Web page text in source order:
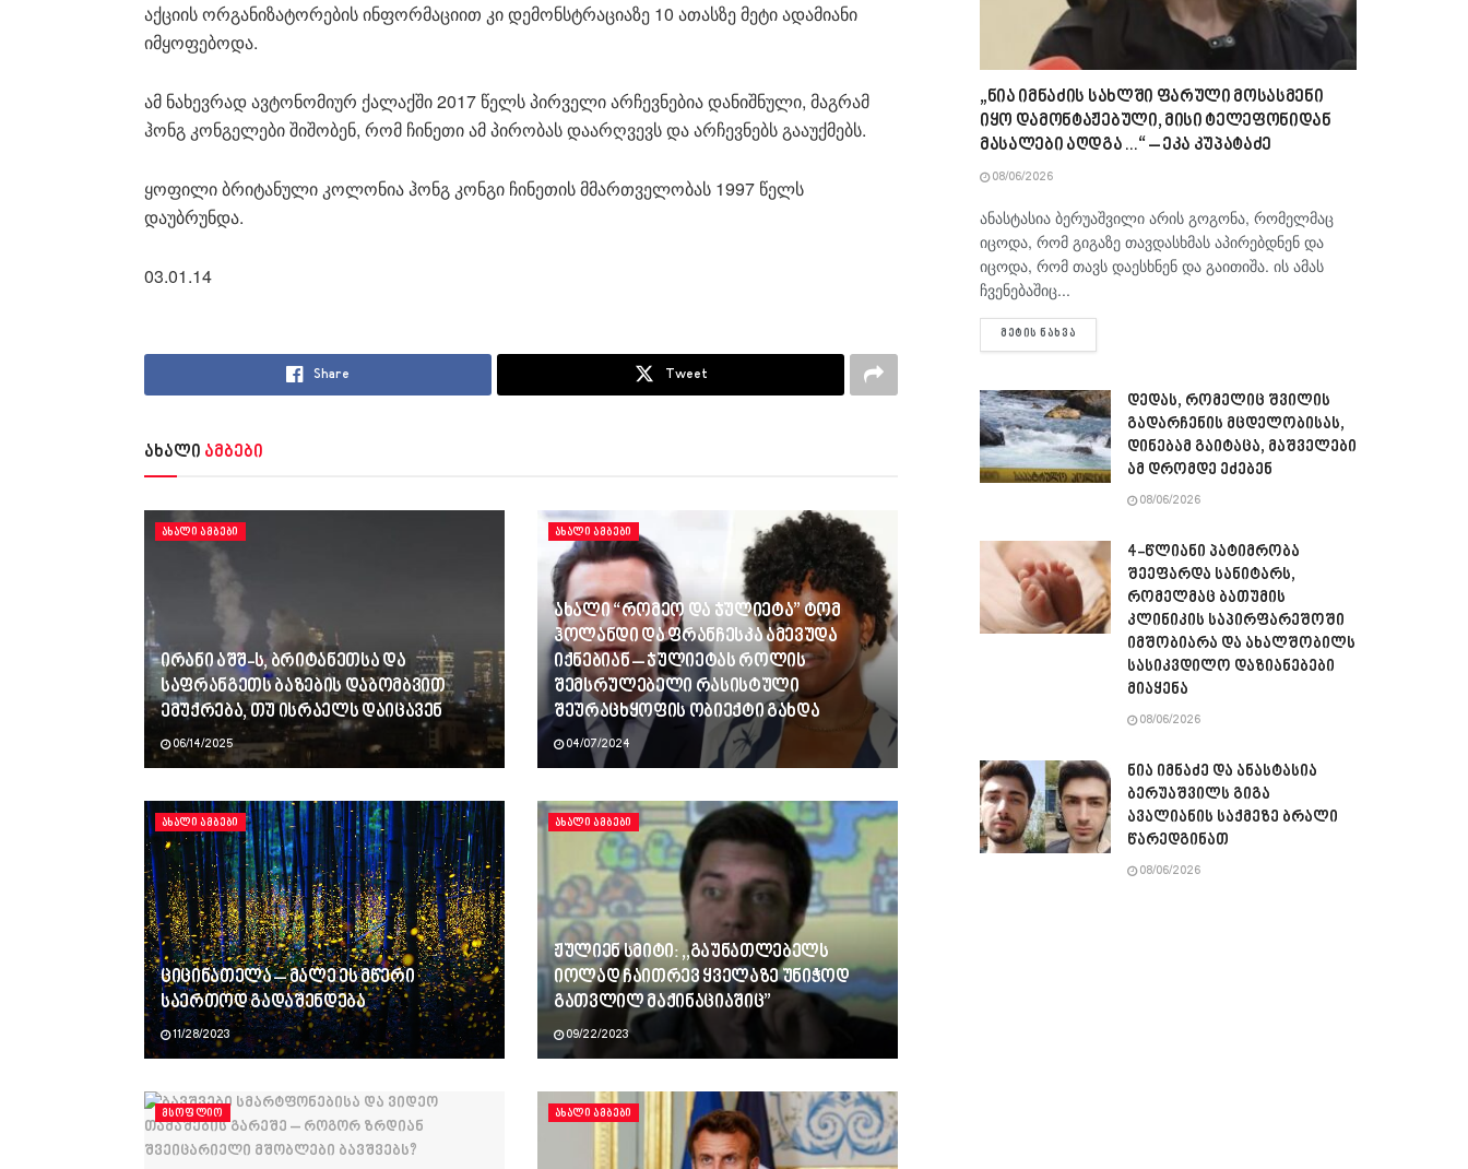
აქციის ორგანიზატორების ინფორმაციით კი დემონსტრაციაზე 10 ათასზე მეტი ადამიანი
იმყოფებოდა.
ამ ნახევრად ავტონომიურ ქალაქში 2017 წელს პირველი არჩევნებია დანიშნული, მაგრამ
ჰონგ კონგელები შიშობენ, რომ ჩინეთი ამ პირობას დაარღვევს და არჩევნებს გააუქმებს.
ყოფილი ბრიტანული კოლონია ჰონგ კონგი ჩინეთის მმართველობას 1997 წელს
დაუბრუნდა.
03.01.14
Share Tweet
ახალი ამბები
ᲐᲮᲐᲚᲘ ᲐᲛᲑᲔᲑᲘ
ირანი აშშ-ს, ბრიტანეთსა და
საფრანგეთს ბაზების დაბომბვით
ემუქრება, თუ ისრაელს დაიცავენ
06/14/2025
ᲐᲮᲐᲚᲘ ᲐᲛᲑᲔᲑᲘ
ახალი “რომეო და ჯულიეტა” ტომ
ჰოლანდი და ფრანჩესკა ამევუდა
იქნებიან – ჯულიეტას როლის
შემსრულებელი რასისტული
შეურაცხყოფის ობიექტი გახდა
04/07/2024
ᲐᲮᲐᲚᲘ ᲐᲛᲑᲔᲑᲘ
ციცინათელა – მალე ეს მწერი
საერთოდ გადაშენდება
11/28/2023
ᲐᲮᲐᲚᲘ ᲐᲛᲑᲔᲑᲘ
ჟულიენ სმიტი: ,,გაუნათლებელს
იოლად ჩაითრევ ყველაზე უნიჭოდ
გათვლილ მაქინაციაშიც”
09/22/2023
ᲛᲡᲝᲤᲚᲘᲝ ᲐᲮᲐᲚᲘ ᲐᲛᲑᲔᲑᲘ
„ნია იმნაძის სახლში ფარული მოსასმენი
იყო დამონტაჟებული, მისი ტელეფონიდან
მასალები აღდგა…“ – ეკა კუპატაძე
08/06/2026
ანასტასია ბერუაშვილი არის გოგონა, რომელმაც
იცოდა, რომ გიგაზე თავდასხმას აპირებდნენ და
იცოდა, რომ თავს დაესხნენ და გაითიშა. ის ამას
ჩვენებაშიც...
ᲛᲔᲢᲘᲡ ᲜᲐᲮᲕᲐ
დედას, რომელიც შვილის
გადარჩენის მცდელობისას,
დინებამ გაიტაცა, მაშველები
ამ დრომდე ეძებენ
08/06/2026
4-წლიანი პატიმრობა
შეეფარდა სანიტარს,
რომელმაც ბათუმის
კლინიკის საპირფარეშოში
იმშობიარა და ახალშობილს
სასიკვდილო დაზიანებები
მიაყენა
08/06/2026
ნია იმნაძე და ანასტასია
ბერუაშვილს გიგა
ავალიანის საქმეზე ბრალი
წარედგინათ
08/06/2026